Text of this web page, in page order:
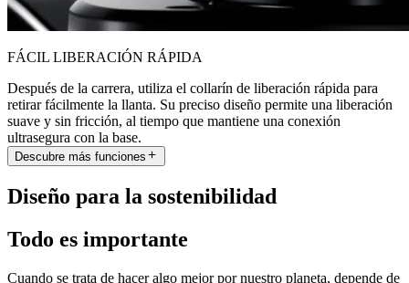
FÁCIL LIBERACIÓN RÁPIDA
Después de la carrera, utiliza el collarín de liberación rápida para
retirar fácilmente la llanta. Su preciso diseño permite una liberación
suave y sin fricción, al tiempo que mantiene una conexión
ultrasegura con la base.
Descubre más funciones
Diseño para la sostenibilidad
Todo es importante
Cuando se trata de hacer algo mejor por nuestro planeta, depende de